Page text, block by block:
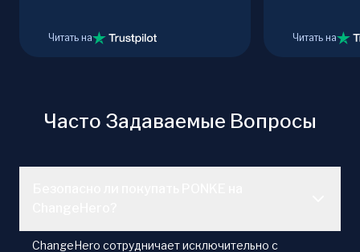
Читать на Читать на
Часто Задаваемые Вопросы
ChangeHero сотрудничает исключительно с